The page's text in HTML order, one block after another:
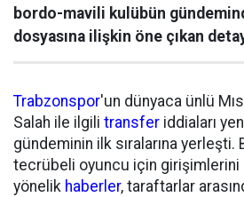
bordo-mavili kulübün
dosyasına ilişkin öne çıkan
Trabzonspor'un dünyaca ünlü
Salah ile ilgili transfer iddiaları
gündeminin ilk sıralarına
tecrübeli oyuncu için
yönelik haberler, taraftarlar